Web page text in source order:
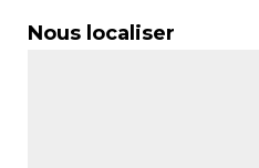
Nous localiser